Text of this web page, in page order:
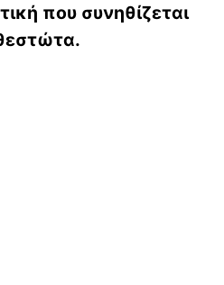
που συνηθίζεται